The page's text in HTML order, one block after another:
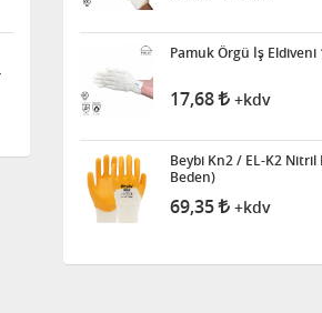
Pamuk Örgü İş Eldiveni
17,68 +kdv
Beybi Kn2 / EL-K2 Nitril
Beden)
69,35 +kdv